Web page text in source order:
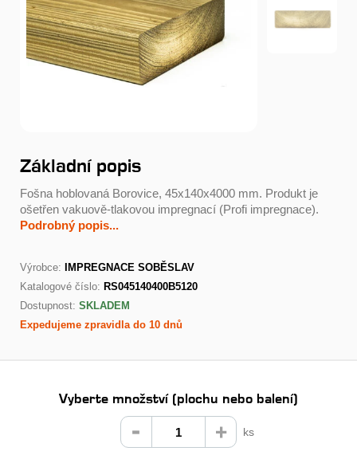
Základní popis
Fošna hoblovaná Borovice, 45x140x4000 mm. Produkt je
ošetřen vakuově-tlakovou impregnací (Profi impregnace).
Podrobný popis...
Výrobce:
IMPREGNACE SOBĚSLAV
Katalogové číslo: RS045140400B5120
Dostupnost: SKLADEM
Expedujeme zpravidla do 10 dnů
Vyberte množství (plochu nebo balení)
ks